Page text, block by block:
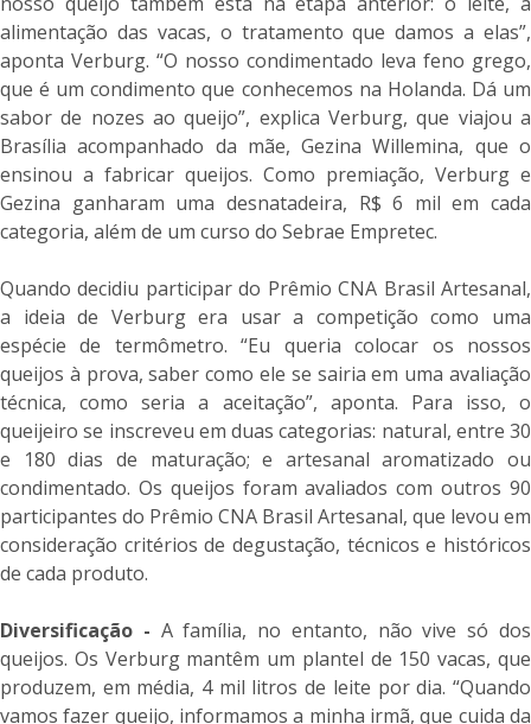
alimentação das vacas, o tratamento que damos a elas”,
aponta Verburg. “O nosso condimentado leva feno grego,
que é um condimento que conhecemos na Holanda. Dá um
sabor de nozes ao queijo”, explica Verburg, que viajou a
Brasília acompanhado da mãe, Gezina Willemina, que o
ensinou a fabricar queijos. Como premiação, Verburg e
Gezina ganharam uma desnatadeira, R$ 6 mil em cada
categoria, além de um curso do Sebrae Empretec.
Quando decidiu participar do Prêmio CNA Brasil Artesanal,
a ideia de Verburg era usar a competição como uma
espécie de termômetro. “Eu queria colocar os nossos
queijos à prova, saber como ele se sairia em uma avaliação
técnica, como seria a aceitação”, aponta. Para isso, o
queijeiro se inscreveu em duas categorias: natural, entre 30
e 180 dias de maturação; e artesanal aromatizado ou
condimentado. Os queijos foram avaliados com outros 90
participantes do Prêmio CNA Brasil Artesanal, que levou em
consideração critérios de degustação, técnicos e históricos
de cada produto.
Diversificação - A família, no entanto, não vive só dos
queijos. Os Verburg mantêm um plantel de 150 vacas, que
produzem, em média, 4 mil litros de leite por dia. “Quando
vamos fazer queijo, informamos a minha irmã, que cuida da